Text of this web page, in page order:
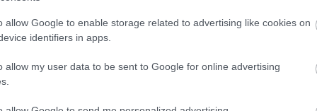
allow Google to enable storage related to advertising like cookies on
identifiers in apps.
allow my user data to be sent to Google for online advertising